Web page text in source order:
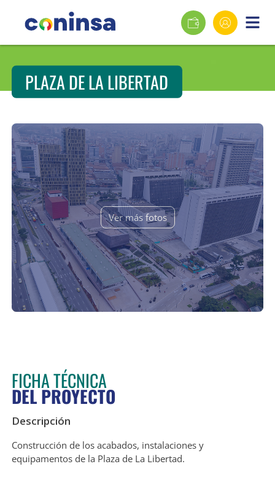
PLAZA DE LA LIBERTAD
Ver más fotos
FICHA TÉCNICA
DEL PROYECTO
Descripción
Construcción de los acabados, instalaciones y
equipamentos de la Plaza de La Libertad.